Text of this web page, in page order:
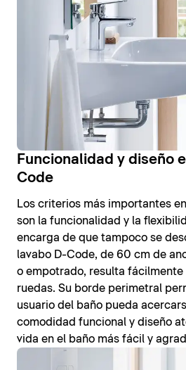
Funcionalidad y diseño
Code
Los criterios más importantes
son la funcionalidad y la
encarga de que tampoco se
lavabo D-Code, de 60 cm de
o empotrado, resulta
ruedas. Su borde perimetral
usuario del baño pueda
comodidad funcional y diseño
vida en el baño más fácil y